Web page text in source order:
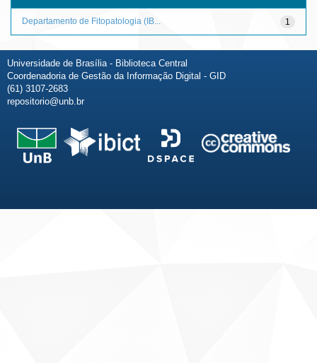
1
Departamento de Fitopatologia (IB...
Universidade de Brasília - Biblioteca Central
Coordenadoria de Gestão da Informação Digital - GID
(61) 3107-2683
repositorio@unb.br